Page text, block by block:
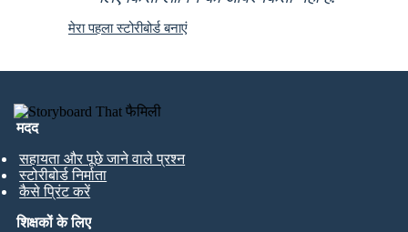
मेरा पहला स्टोरीबोर्ड बनाएं
मदद
सहायता और पूछे जाने वाले प्रश्न
स्टोरीबोर्ड निर्माता
कैसे प्रिंट करें
शिक्षकों के लिए